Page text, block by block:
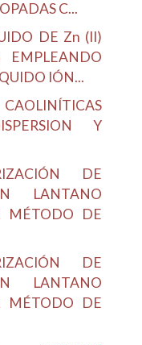
C...
DE Zn (II)
EMPLEANDO
IÓN...
Y
DE
LANTANO
MÉTODO DE
DE
LANTANO
MÉTODO DE